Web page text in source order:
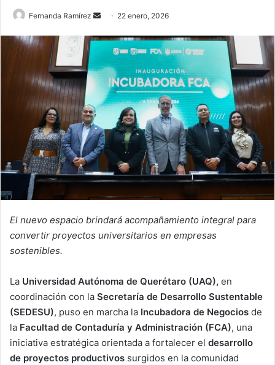
Fernanda Ramírez
Send
email
22 enero, 2026
El nuevo espacio brindará acompañamiento integral para
convertir proyectos universitarios en empresas
sostenibles.
La Universidad Autónoma de Querétaro (UAQ), en
coordinación con la Secretaría de Desarrollo Sustentable
(SEDESU), puso en marcha la Incubadora de Negocios de
la Facultad de Contaduría y Administración (FCA), una
iniciativa estratégica orientada a fortalecer el desarrollo
de proyectos productivos surgidos en la comunidad